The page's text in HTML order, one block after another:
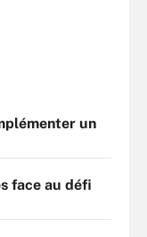
un
face au défi